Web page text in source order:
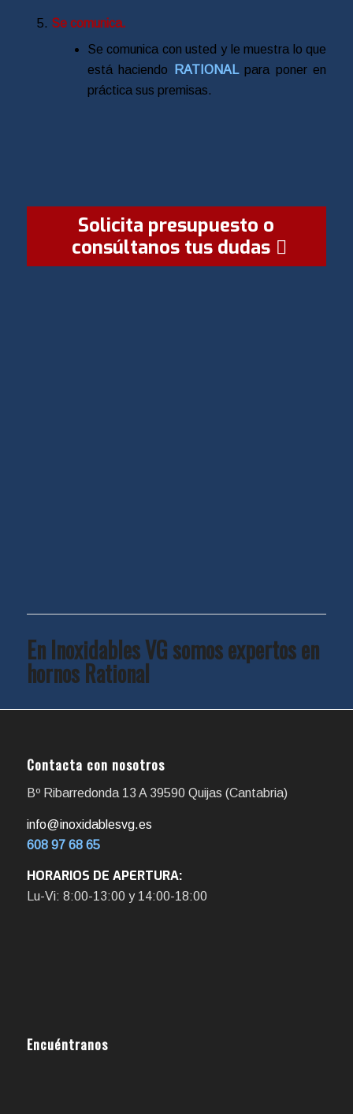
Se comunica.
Se comunica con usted y le muestra lo que
está haciendo
RATIONALpara poner en
práctica sus premisas.
Solicita presupuesto o
consúltanos tus dudas
En Inoxidables VG somos expertos en
hornos Rational
Contacta con nosotros
Bº Ribarredonda 13 A 39590 Quijas (Cantabria)
info@inoxidablesvg.es
608 97 68 65
HORARIOS DE APERTURA:
Lu-Vi: 8:00-13:00 y 14:00-18:00
Encuéntranos